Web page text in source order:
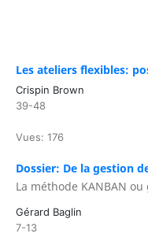
Les ateliers flexibles:
Crispin Brown
39-48
Vues: 176
Dossier: De la gestion
La méthode KANBAN
Gérard Baglin
7-13